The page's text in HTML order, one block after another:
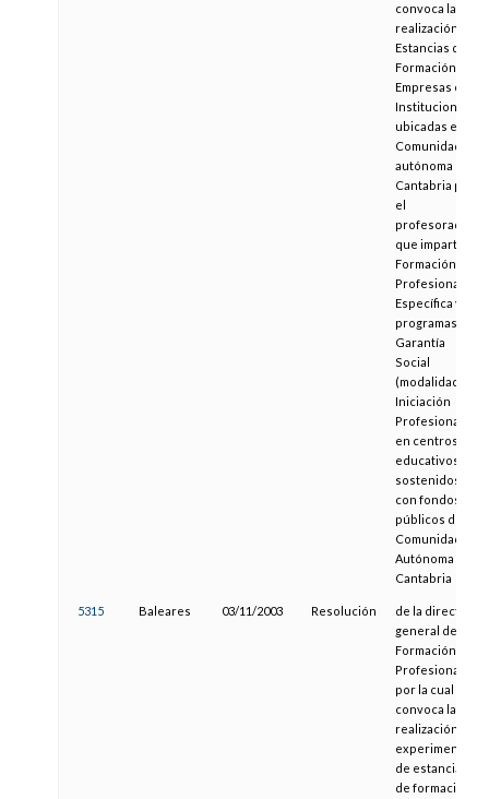
convoca la
realización de
Estancias de
Formación en
Empresas o
Instituciones
ubicadas en la
Comunidad
autónoma de
Cantabria para
el
profesorado
que imparte
Formación
Profesional
Específica y
programas de
Garantía
Social
(modalidad de
Iniciación
Profesional)
en centros
educativos
sostenidos
con fondos
públicos de la
Comunidad
Autónoma de
Cantabria
5315 Baleares 03/11/2003 Resolución
de la directora
general de
Formación
Profesional,
por la cual se
convoca la
realización
experimental
de estancias
de formación